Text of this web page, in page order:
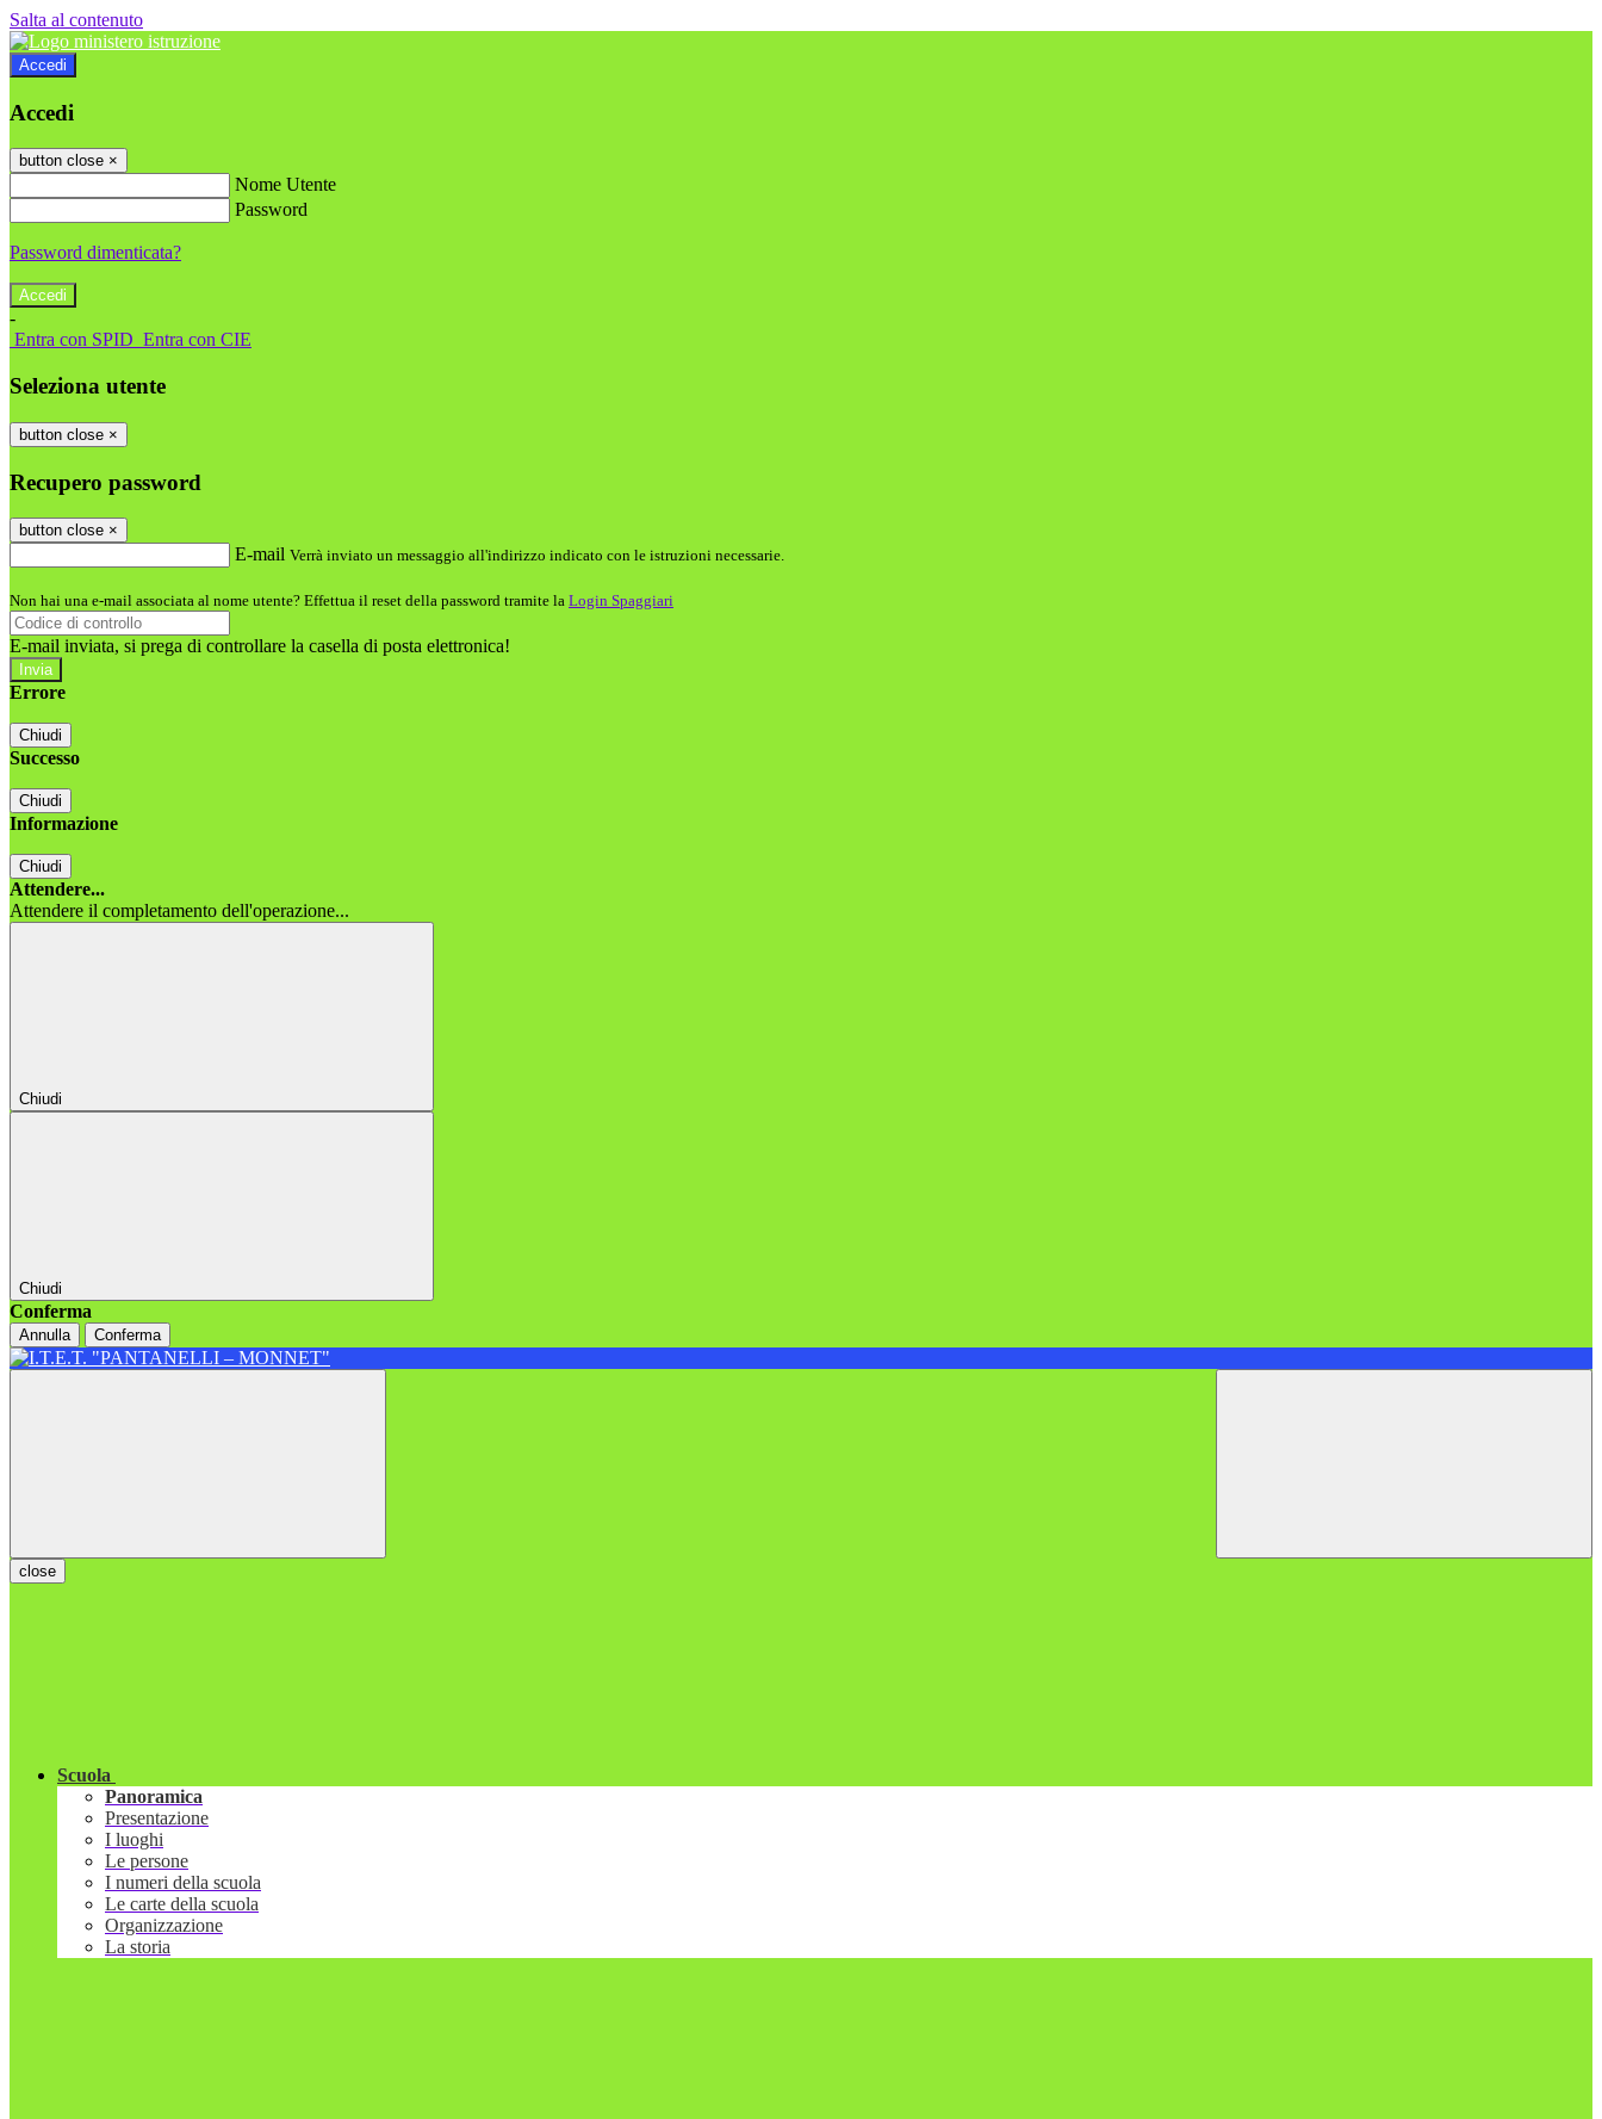
Salta al contenuto
Accedi
Accedi
button close ×
Nome Utente
Password
Password dimenticata?
-
Entra con SPID Entra con CIE
Seleziona utente
button close ×
Recupero password
button close ×
E-mail Verrà inviato un messaggio all'indirizzo indicato con le istruzioni necessarie.
Non hai una e-mail associata al nome utente? Effettua il reset della password tramite la Login Spaggiari
E-mail inviata, si prega di controllare la casella di posta elettronica!
Errore
Chiudi
Successo
Chiudi
Informazione
Chiudi
Attendere...
Attendere il completamento dell'operazione...
Chiudi
Chiudi
Conferma
Annulla Conferma
close
Scuola
Panoramica
Presentazione
I luoghi
Le persone
I numeri della scuola
Le carte della scuola
Organizzazione
La storia